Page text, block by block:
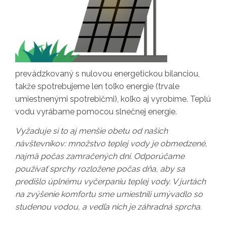
prevádzkovaný s nulovou energetickou bilanciou,
takže spotrebujeme len toľko energie (trvale
umiestnenými spotrebičmi), koľko aj vyrobíme. Teplú
vodu vyrábame pomocou slnečnej energie.
Vyžaduje si to aj menšie obetu od našich
návštevníkov: množstvo teplej vody je obmedzené,
najmä počas zamračených dní. Odporúčame
používať sprchy rozložene počas dňa, aby sa
predišlo úplnému vyčerpaniu teplej vody. V jurtách
na zvýšenie komfortu sme umiestnili umývadlo so
studenou vodou, a vedľa nich je záhradná sprcha.